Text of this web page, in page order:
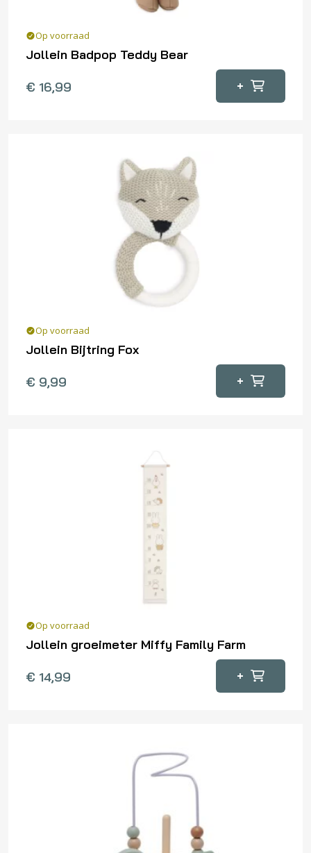
Op voorraad
Jollein Badpop Teddy Bear
€ 16,99 +
Op voorraad
Jollein Bijtring Fox
€ 9,99 +
Op voorraad
Jollein groeimeter Miffy Family Farm
€ 14,99 +